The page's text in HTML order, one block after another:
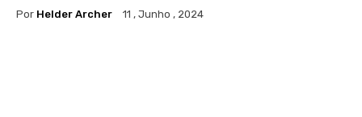
Por Helder Archer 11 , Junho , 2024